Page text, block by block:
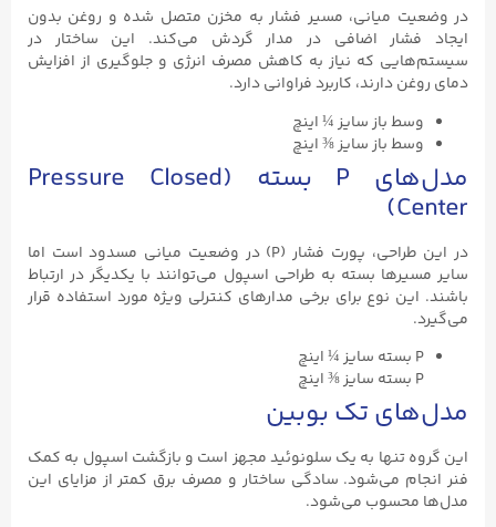
میانی، مسیر فشار به مخزن متصل شده و روغن بدون
اضافی در مدار گردش می‌کند. این ساختار در
که نیاز به کاهش مصرف انرژی و جلوگیری از افزایش
کاربرد فراوانی دارد.
باز سایز ¼ اینچ
باز سایز ⅜ اینچ
مدل‌های P بسته (Pressure Closed
در این طراحی، پورت فشار (P) در وضعیت میانی مسدود است اما
بسته به طراحی اسپول می‌توانند با یکدیگر در ارتباط
نوع برای برخی مدارهای کنترلی ویژه مورد استفاده قرار
تک بوبین
به یک سلونوئید مجهز است و بازگشت اسپول به کمک
می‌شود. سادگی ساختار و مصرف برق کمتر از مزایای این
می‌شود.